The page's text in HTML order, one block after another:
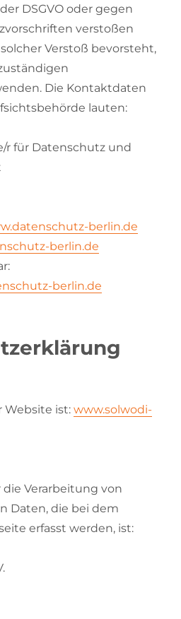
DSGVO oder gegen
verstoßen
Verstoß bevorsteht,
Die Kontaktdaten
lauten:
r für Datenschutz und
berlin.de
berlin.de
berlin.de
Website ist:www.solwodi-
Verarbeitung von
Daten, die bei dem
erfasst werden, ist: